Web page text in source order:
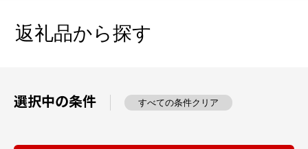
返礼品から探す
選択中の条件 すべての条件クリア